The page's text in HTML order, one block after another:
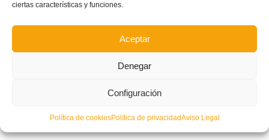
ciertas características y funciones.
Aceptar
Denegar
Configuración
Política de cookiesPolítica de privacidadAviso Legal
GALERÍA DE FOTOS: Tecnificación infantil Valenta en Villalonga